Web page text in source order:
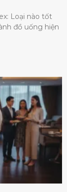
Loại nào tốt
đồ uống hiện